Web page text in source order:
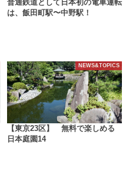
普通鉄道として日本初の電車運転
は、飯田町駅〜中野駅！
NEWS&TOPICS
【東京23区】 無料で楽しめる
日本庭園14